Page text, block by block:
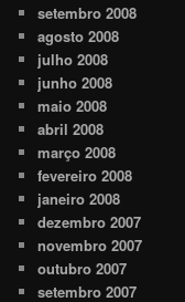
setembro 2008
agosto 2008
julho 2008
junho 2008
maio 2008
abril 2008
março 2008
fevereiro 2008
janeiro 2008
dezembro 2007
novembro 2007
outubro 2007
setembro 2007